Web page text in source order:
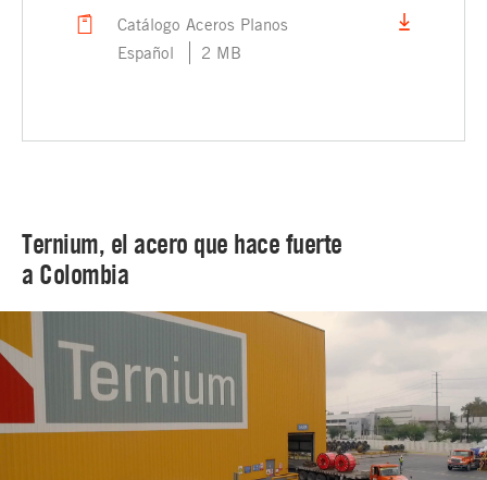
Catálogo Aceros Planos
Español
2 MB
Ternium, el acero que hace fuerte
a Colombia